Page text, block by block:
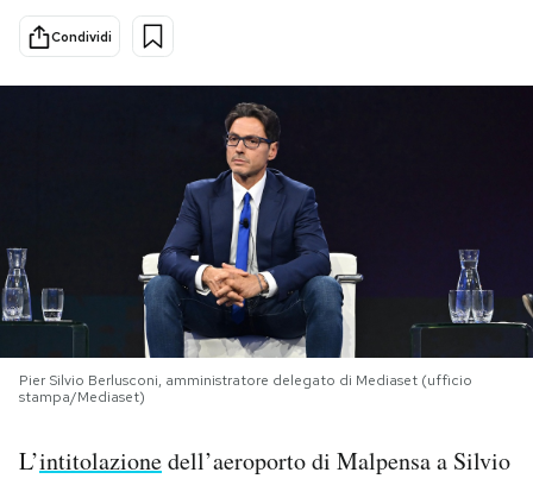
Sport
I MIEI PREFERITI
SHOP
CALENDARIO
Condividi
Pier Silvio Berlusconi, amministratore delegato di Mediaset (ufficio
stampa/Mediaset)
L’intitolazionedell’aeroporto di Malpensa a Silvio